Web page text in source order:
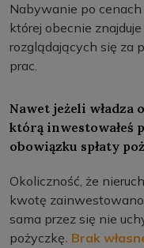
Nabywanie po
której obecnie
rozglądających się za
prac.
Nawet jeżeli władza
którą inwestowałeś
obowiązku spłaty
Okoliczność, że
kwotę
sama przez się nie
pożyczkę. Brak